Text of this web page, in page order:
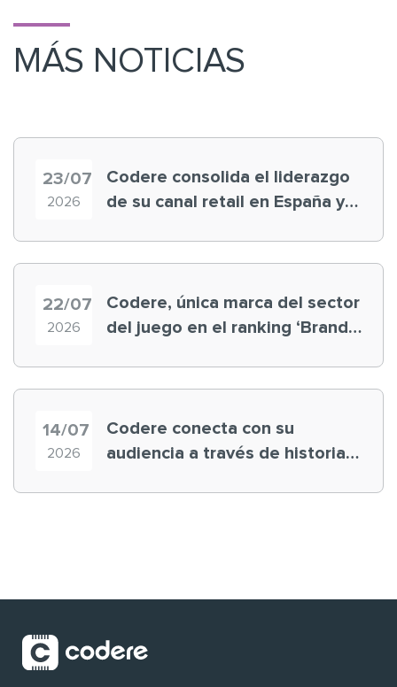
MÁS NOTICIAS
23/07
2026
Codere consolida el liderazgo
de su canal retail en España y
22/07
2026
Codere, única marca del sector
del juego en el ranking ‘Brand
14/07
2026
Codere conecta con su
audiencia a través de historias